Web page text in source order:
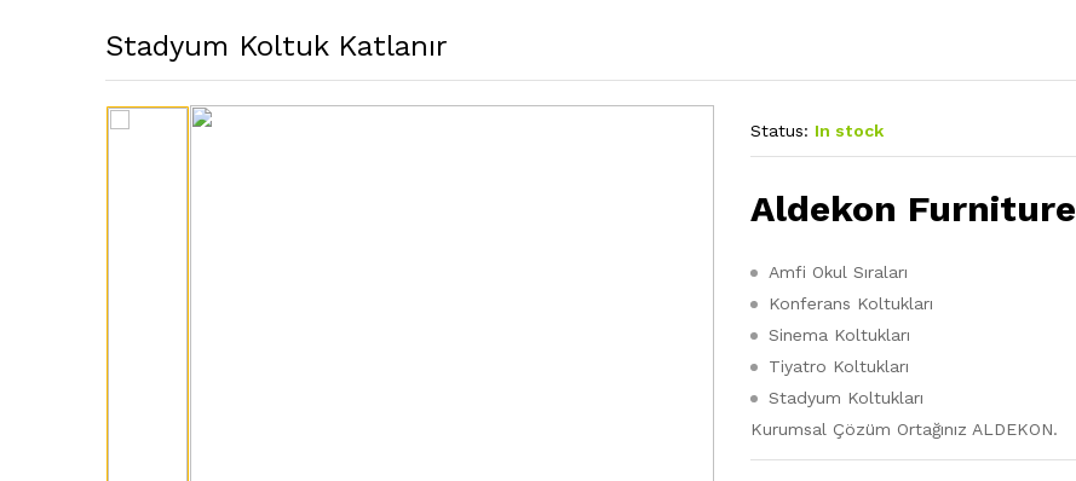
Stadyum Koltuk Katlanır
Status: In stock
Aldekon Furniture
Amfi Okul Sıraları
Konferans Koltukları
Sinema Koltukları
Tiyatro Koltukları
Stadyum Koltukları
Kurumsal Çözüm Ortağınız ALDEKON.